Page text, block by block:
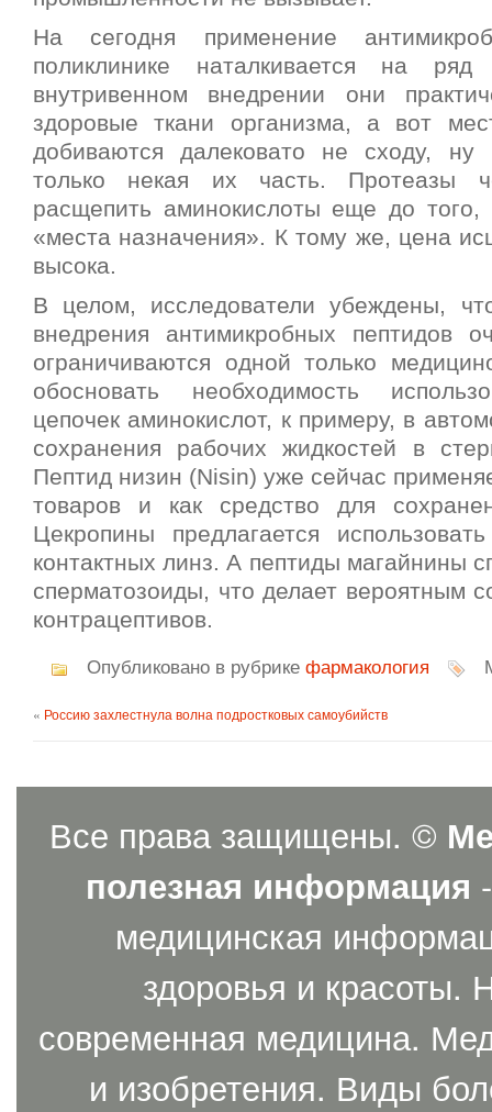
На сегодня применение
поликлинике наталкивается на
внутривенном внедрении они
здоровые ткани организма, а вот
добиваются далековато не сходу, ну
только некая их часть. Протеазы
расщепить аминокислоты еще до того,
«места назначения». К тому же, цена
высока.
В целом, исследователи убеждены,
внедрения антимикробных пептидов
ограничиваются одной только
обосновать необходимость
цепочек аминокислот, к примеру, в
сохранения рабочих жидкостей в
Пептид низин (Nisin) уже сейчас
товаров и как средство для
Цекропины предлагается
контактных линз. А пептиды магайнины
сперматозоиды, что делает вероятным
контрацептивов.
Опубликовано в рубрике фармакология
« Россию захлестнула волна подростковых самоубийств
Все права защищены. ©
полезная информация
медицинская
здоровья и красоты.
современная медицина.
и изобретения. Виды